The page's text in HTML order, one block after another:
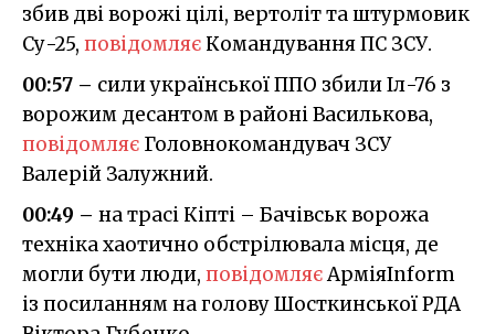
збив дві ворожі цілі, вертоліт та штурмовик
Су-25, повідомляє Командування ПС ЗСУ.
00:57 – сили української ППО збили Іл-76 з
ворожим десантом в районі Василькова,
повідомляє Головнокомандувач ЗСУ
Валерій Залужний.
00:49 – на трасі Кіпті – Бачівськ ворожа
техніка хаотично обстрілювала місця, де
могли бути люди, повідомляєАрміяInform
із посиланням на голову Шосткинської РДА